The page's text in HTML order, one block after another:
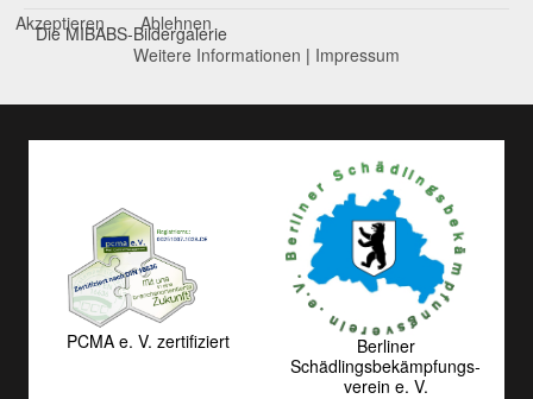
Die MIBABS-Bildergalerie
PCMA e. V. zertifiziert
Berliner
Schädlingsbekämpfungs­
verein e. V.
Akzeptieren
Ablehnen
Weitere Informationen | Impressum